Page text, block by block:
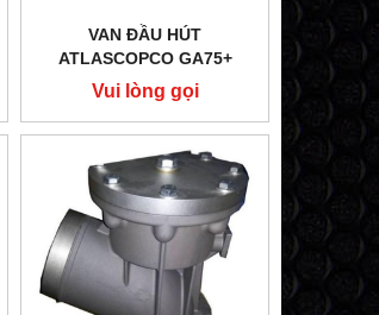
VAN ĐẦU HÚT
ATLASCOPCO GA75+
Vui lòng gọi